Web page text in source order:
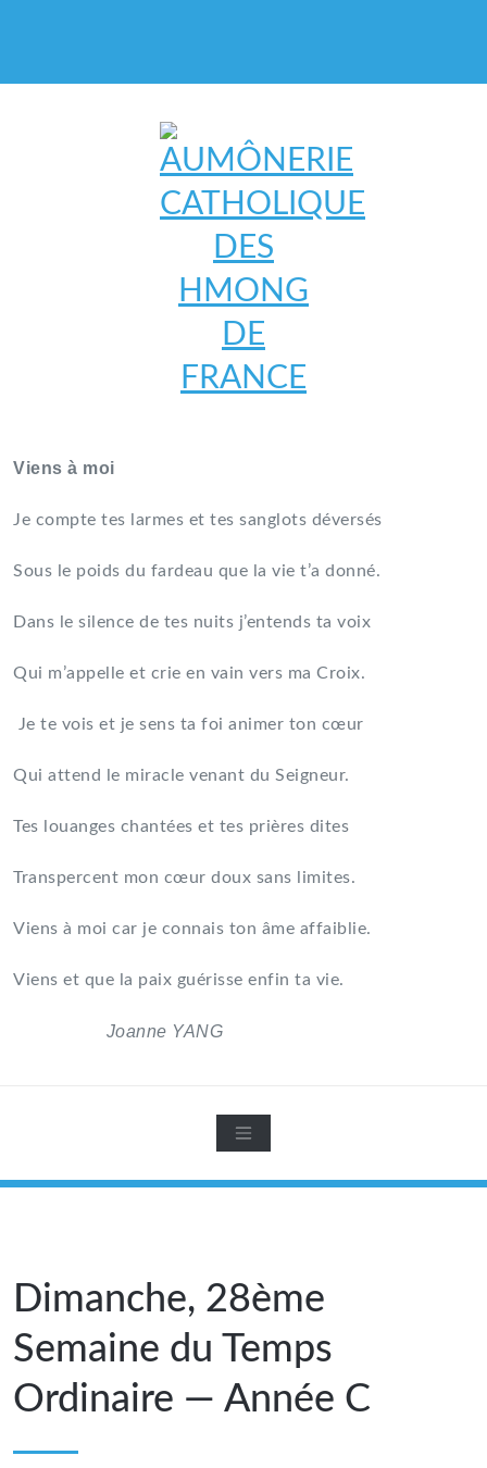
DES HMONG DE FRANCE
Viens à moi
Je compte tes larmes et tes sanglots déversés
Sous le poids du fardeau que la vie t’a donné.
Dans le silence de tes nuits j’entends ta voix
Qui m’appelle et crie en vain vers ma Croix.
Je te vois et je sens ta foi animer ton cœur
Qui attend le miracle venant du Seigneur.
Tes louanges chantées et tes prières dites
Transpercent mon cœur doux sans limites.
Viens à moi car je connais ton âme affaiblie.
Viens et que la paix guérisse enfin ta vie.
Joanne YANG
Dimanche, 28ème
Semaine du Temps
Ordinaire — Année C